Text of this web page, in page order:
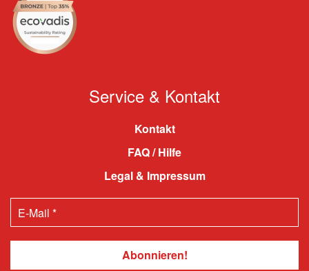
Service & Kontakt
Kontakt
FAQ / Hilfe
Legal & Impressum